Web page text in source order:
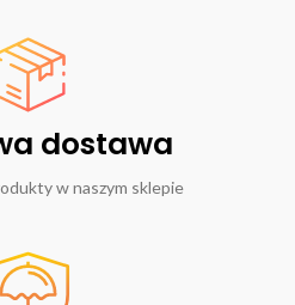
dostawa
w naszym sklepie